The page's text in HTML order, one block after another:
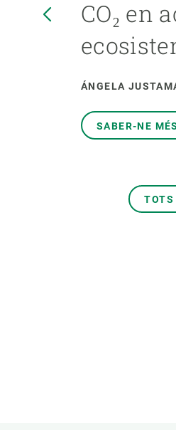
CO₂ en
ÁNGELA
SABER-NE MÉS
TOTS
Marca i logotips
Infraestructures
Equitat, Diversitat i Inclusió
Ciència oberta i gestió del
Documentació